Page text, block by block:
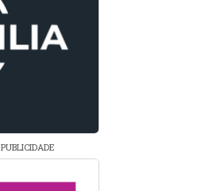
PUBLICIDADE